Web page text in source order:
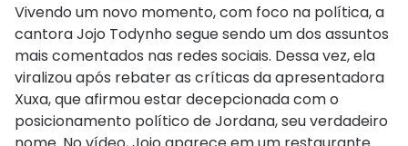
Vivendo um novo momento, com foco na política, a
cantora Jojo Todynho segue sendo um dos assuntos
mais comentados nas redes sociais. Dessa vez, ela
viralizou após rebater as críticas da apresentadora
Xuxa, que afirmou estar decepcionada com o
posicionamento político de Jordana, seu verdadeiro